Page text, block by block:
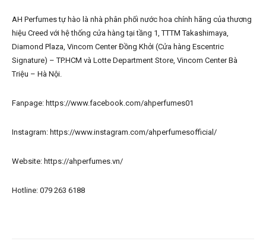
AH Perfumes tự hào là nhà phân phối nước hoa chính hãng của thương
hiệu Creed với hệ thống cửa hàng tại tầng 1, TTTM Takashimaya,
Diamond Plaza, Vincom Center Đồng Khởi (Cửa hàng Escentric
Signature) – TP.HCM và Lotte Department Store, Vincom Center Bà
Triệu – Hà Nội.
Fanpage: https://www.facebook.com/ahperfumes01
Instagram: https://www.instagram.com/ahperfumesofficial/
Website: https://ahperfumes.vn/
Hotline: 079 263 6188